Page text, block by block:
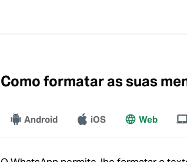
Como formatar as suas
Android iOS Web